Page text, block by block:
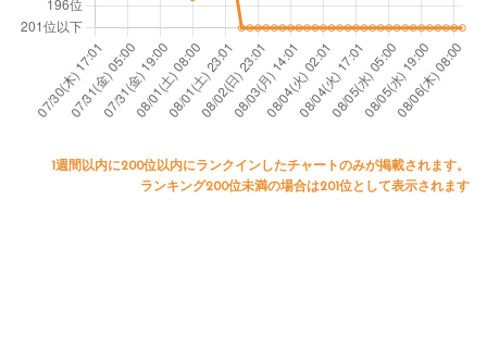
1週間以内に200位以内にランクインしたチャートのみが掲載されます。
ランキング200位未満の場合は201位として表示されます